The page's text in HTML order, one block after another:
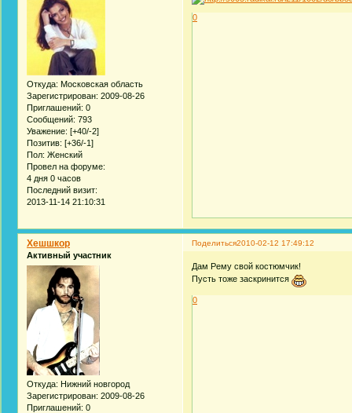
Откуда: Московская область
Зарегистрирован: 2009-08-26
Приглашений: 0
Сообщений: 793
Уважение: [+40/-2]
Позитив: [+36/-1]
Пол: Женский
Провел на форуме:
4 дня 0 часов
Последний визит:
2013-11-14 21:10:31
0
Поделиться2010-02-12 17:49:12
Хешшкор
Активный участник
Откуда: Нижний новгород
Зарегистрирован: 2009-08-26
Приглашений: 0
Дам Рему свой костюмчик!
Пусть тоже заскринится
0